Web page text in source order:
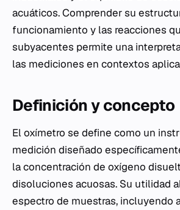
acuáticos. Comprender su
funcionamiento y las reacciones
subyacentes permite una
las mediciones en contextos
Definición y concepto
El oxímetro se define como un
medición diseñado
la concentración de oxígeno
disoluciones acuosas. Su utilidad
espectro de muestras, incluyendo